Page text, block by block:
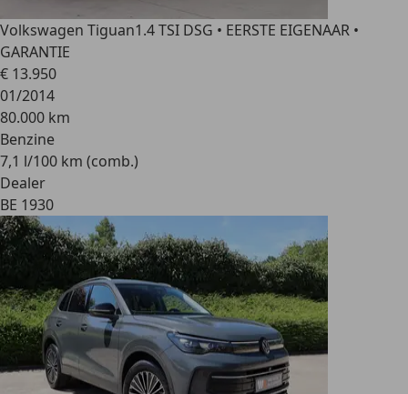
Volkswagen Tiguan1.4 TSI DSG • EERSTE EIGENAAR •
GARANTIE
€ 13.950
01/2014
80.000 km
Benzine
7,1 l/100 km (comb.)
Dealer
BE 1930